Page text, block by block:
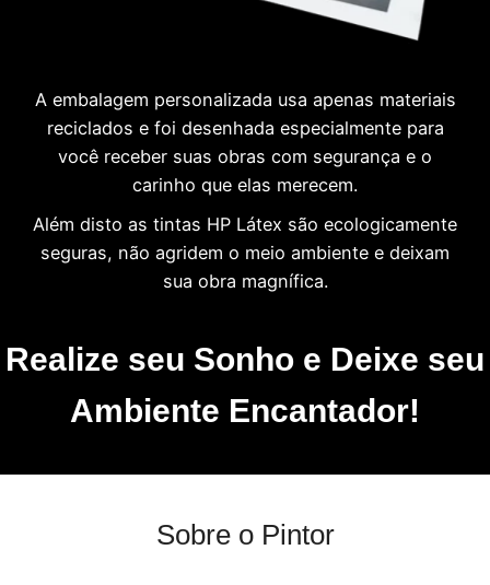
A embalagem personalizada usa apenas materiais
reciclados e foi desenhada especialmente para
você receber suas obras com segurança e o
carinho que elas merecem.
Além disto as tintas HP Látex são ecologicamente
seguras, não agridem o meio ambiente e deixam
sua obra magnífica.
Realize seu Sonho e Deixe seu
Ambiente Encantador!
Sobre o Pintor